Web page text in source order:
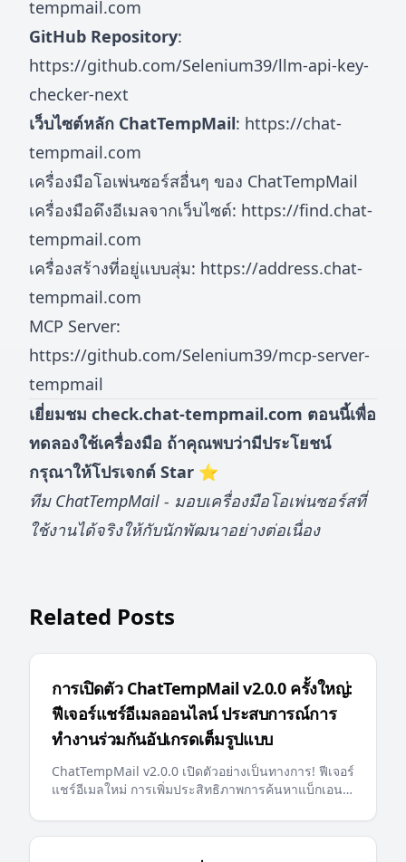
tempmail.com
GitHub Repository:
https://github.com/Selenium39/llm-api-key-
checker-next
เว็บไซต์หลัก ChatTempMail: https://chat-
tempmail.com
เครื่องมือโอเพ่นซอร์สอื่นๆ ของ ChatTempMail
เครื่องมือดึงอีเมลจากเว็บไซต์: https://find.chat-
tempmail.com
เครื่องสร้างที่อยู่แบบสุ่ม: https://address.chat-
tempmail.com
MCP Server:
https://github.com/Selenium39/mcp-server-
tempmail
เยี่ยมชม check.chat-tempmail.com ตอนนี้เพื่อ
ทดลองใช้เครื่องมือ ถ้าคุณพบว่ามีประโยชน์
กรุณาให้โปรเจกต์ Star ⭐
ทีม ChatTempMail - มอบเครื่องมือโอเพ่นซอร์สที่
ใช้งานได้จริงให้กับนักพัฒนาอย่างต่อเนื่อง
Related Posts
การเปิดตัว ChatTempMail v2.0.0 ครั้งใหญ่:
ฟีเจอร์แชร์อีเมลออนไลน์ ประสบการณ์การ
ทำงานร่วมกันอัปเกรดเต็มรูปแบบ
ChatTempMail v2.0.0 เปิดตัวอย่างเป็นทางการ! ฟีเจอร์
แชร์อีเมลใหม่ การเพิ่มประสิทธิภาพการค้นหาแบ็กเอนด์
llms.txt ที่เป็นมิตรกับ AI และการอัปเดตสำคัญอื่นๆ